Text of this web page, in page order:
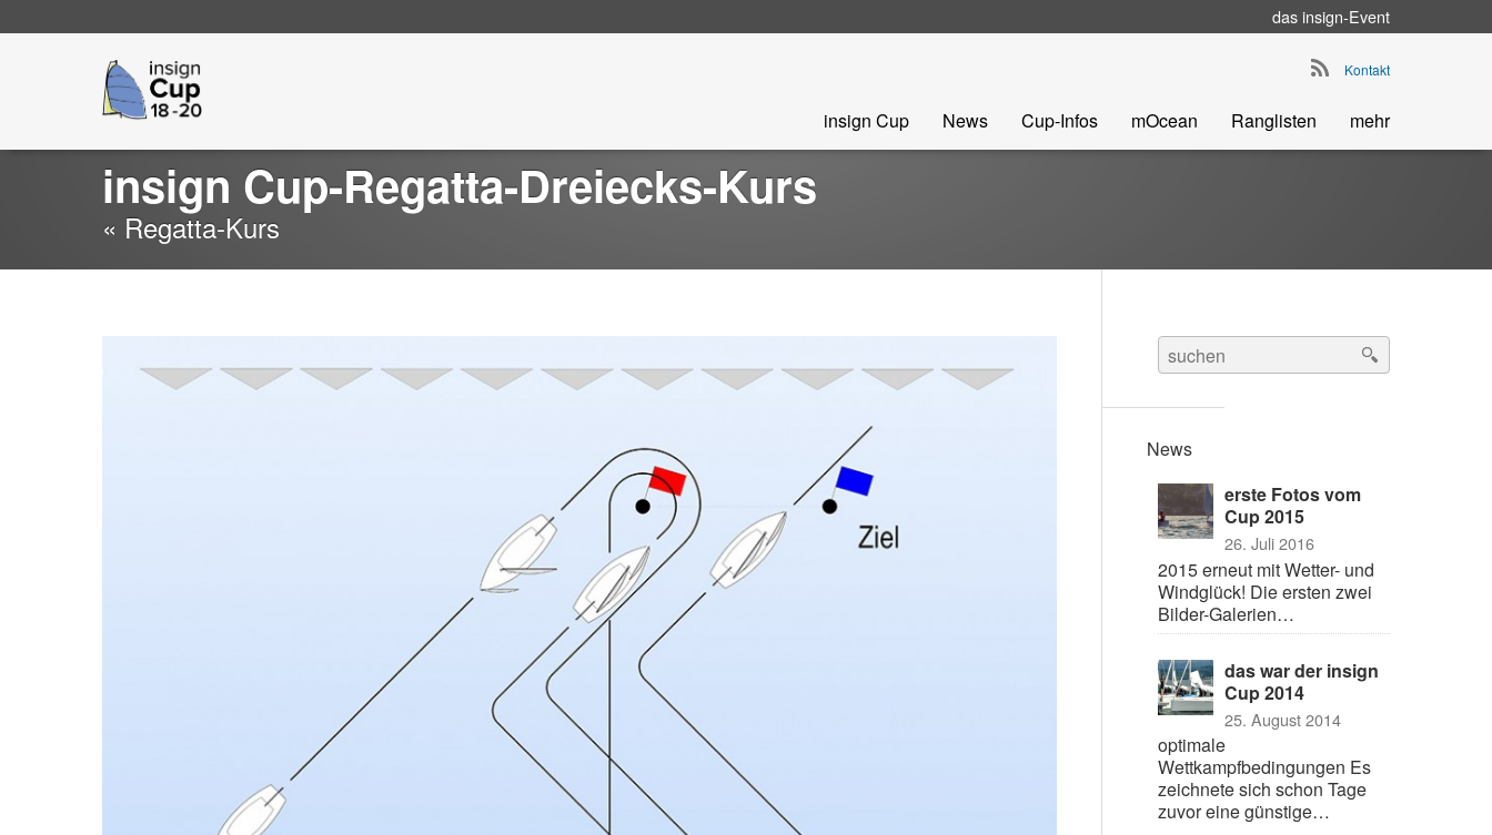
main
navigation
dasinsign-Event
insign Cup
Kontakt
Skip
insign Cup News Cup-Infos mOcean Ranglisten mehr
insign Cup-Regatta-Dreiecks-Kurs
« Regatta-Kurs
Search
for:
News
erste Fotos vom
Cup 2015
26. Juli 2016
2015 erneut mit Wetter- und
Windglück! Die ersten zwei
Bilder-Galerien…
das war der insign
Cup 2014
25. August 2014
optimale
Wettkampfbedingungen Es
zeichnete sich schon Tage
zuvor eine günstige…